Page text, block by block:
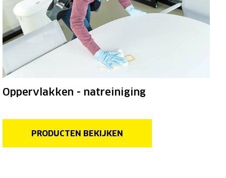
Oppervlakken - natreiniging
PRODUCTEN BEKIJKEN